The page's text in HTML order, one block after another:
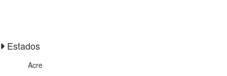
Estados
Acre